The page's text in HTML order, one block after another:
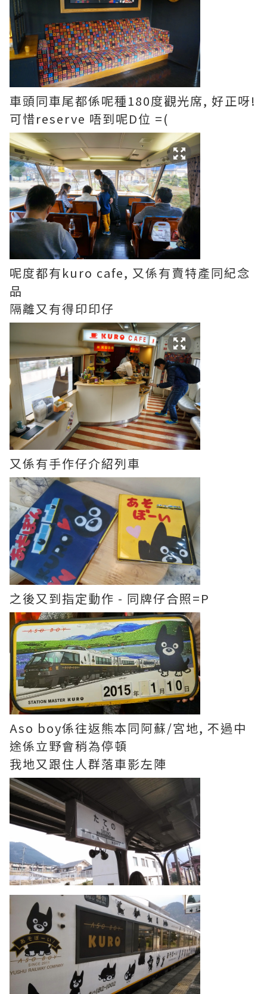
車頭同車尾都係呢種180度觀光席, 好正呀!
可惜reserve 唔到呢D位 =(
呢度都有kuro cafe, 又係有賣特產同紀念
品
隔離又有得印印仔
又係有手作仔介紹列車
之後又到指定動作 - 同牌仔合照=P
Aso boy係往返熊本同阿蘇/宮地, 不過中
途係立野會稍為停頓
我地又跟住人群落車影左陣